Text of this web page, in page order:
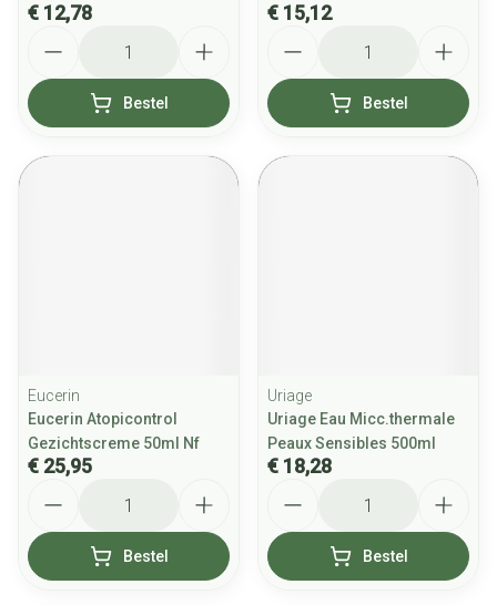
€ 12,78
Bestel
€ 15,12
Bestel
Eucerin
Eucerin Atopicontrol
Gezichtscreme 50ml Nf
€ 25,95
Bestel
Uriage
Uriage Eau Micc.thermale
Peaux Sensibles 500ml
€ 18,28
Bestel